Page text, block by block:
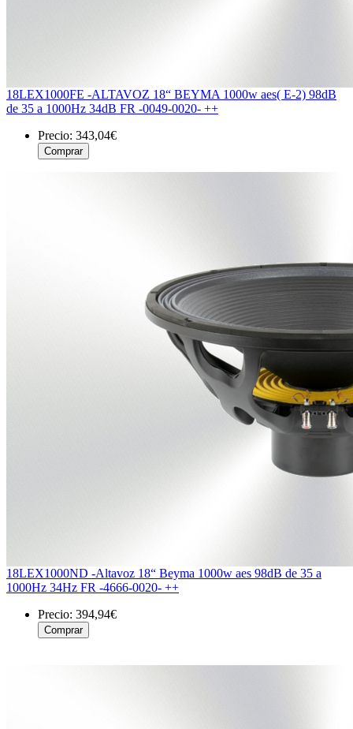
18LEX1000FE -ALTAVOZ 18“ BEYMA 1000w aes( E-2) 98dB
de 35 a 1000Hz 34dB FR -0049-0020- ++
Precio: 343,04€
18LEX1000ND -Altavoz 18“ Beyma 1000w aes 98dB de 35 a
1000Hz 34Hz FR -4666-0020- ++
Precio: 394,94€